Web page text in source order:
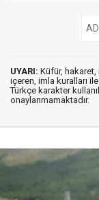
UYARI: Küfür, hakaret,
içeren, imla kuralları ile
Türkçe karakter
onaylanmamaktadır.